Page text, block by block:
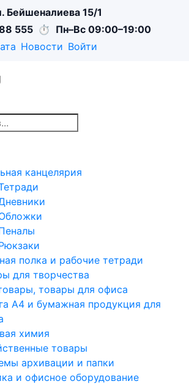
Бейшеналиева 15/1
555 ⏱ Пн–Вс 09:00–19:00
Новости Войти
канцелярия
полка и рабочие тетради
для творчества
товары для офиса
А4 и бумажная продукция для
химия
товары
архивации и папки
и офисное оборудование